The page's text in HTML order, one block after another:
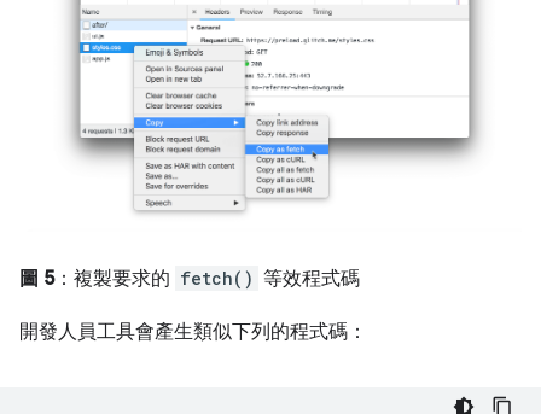
圖 5：複製要求的 fetch() 等效程式碼
開發人員工具會產生類似下列的程式碼：